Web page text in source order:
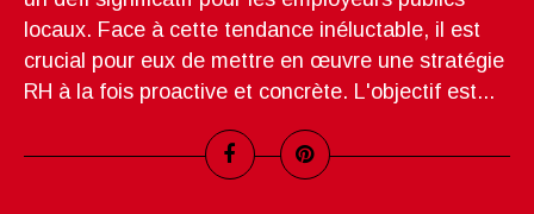
locaux. Face à cette tendance inéluctable, il est
crucial pour eux de mettre en œuvre une stratégie
RH à la fois proactive et concrète. L'objectif est...